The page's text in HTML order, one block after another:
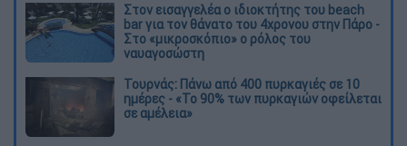
Στον εισαγγελέα ο ιδιοκτήτης του beach
bar για τον θάνατο του 4χρονου στην Πάρο -
Στο «μικροσκόπιο» ο ρόλος του
ναυαγοσώστη
Τουρνάς: Πάνω από 400 πυρκαγιές σε 10
ημέρες - «Το 90% των πυρκαγιών οφείλεται
σε αμέλεια»